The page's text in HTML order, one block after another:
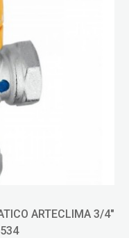
ARTECLIMA 3/4"